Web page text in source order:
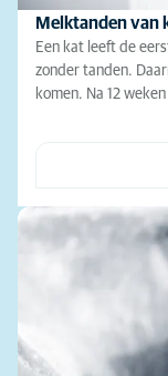
Melktanden van
Een kat leeft de
zonder tanden.
komen. Na 12